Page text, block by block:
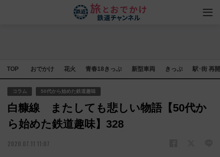
TOP おでかけ 花火 青春18きっぷ 新型車両 きっぷ 駅･街 再
コラム 50代から始めた鉄道趣味
白糠線 またしても悲しい物語【50代か
ら始めた鉄道趣味】328
2020.07.11 11:07